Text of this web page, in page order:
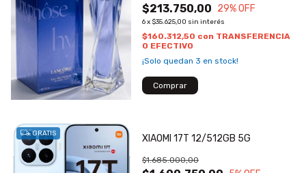
$213.750,00 29% OFF
6x $35.625,00 sin interés
$160.312,50 con TRANSFERENCIA
O EFECTIVO
¡Solo quedan 3 en stock!
GRATIS XIAOMI 17T 12/512GB 5G
$1.685.000,00